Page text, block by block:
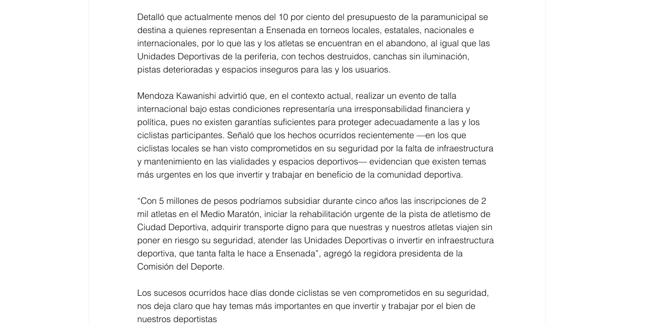
Detalló que actualmente menos del 10 por ciento del presupuesto de la paramunicipal se
destina a quienes representan a Ensenada en torneos locales, estatales, nacionales e
internacionales, por lo que las y los atletas se encuentran en el abandono, al igual que las
Unidades Deportivas de la periferia, con techos destruidos, canchas sin iluminación,
pistas deterioradas y espacios inseguros para las y los usuarios.
Mendoza Kawanishi advirtió que, en el contexto actual, realizar un evento de talla
internacional bajo estas condiciones representaría una irresponsabilidad financiera y
política, pues no existen garantías suficientes para proteger adecuadamente a las y los
ciclistas participantes. Señaló que los hechos ocurridos recientemente —en los que
ciclistas locales se han visto comprometidos en su seguridad por la falta de infraestructura
y mantenimiento en las vialidades y espacios deportivos— evidencian que existen temas
más urgentes en los que invertir y trabajar en beneficio de la comunidad deportiva.
“Con 5 millones de pesos podríamos subsidiar durante cinco años las inscripciones de 2
mil atletas en el Medio Maratón, iniciar la rehabilitación urgente de la pista de atletismo de
Ciudad Deportiva, adquirir transporte digno para que nuestras y nuestros atletas viajen sin
poner en riesgo su seguridad, atender las Unidades Deportivas o invertir en infraestructura
deportiva, que tanta falta le hace a Ensenada”, agregó la regidora presidenta de la
Comisión del Deporte.
Los sucesos ocurridos hace días donde ciclistas se ven comprometidos en su seguridad,
nos deja claro que hay temas más importantes en que invertir y trabajar por el bien de
nuestros deportistas